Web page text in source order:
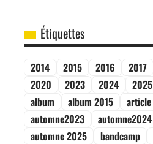
Étiquettes
2014 2015 2016 2017
2020
2023 2024 2025
album
album 2015 article
automne2023
automne2024
automne 2025
bandcamp